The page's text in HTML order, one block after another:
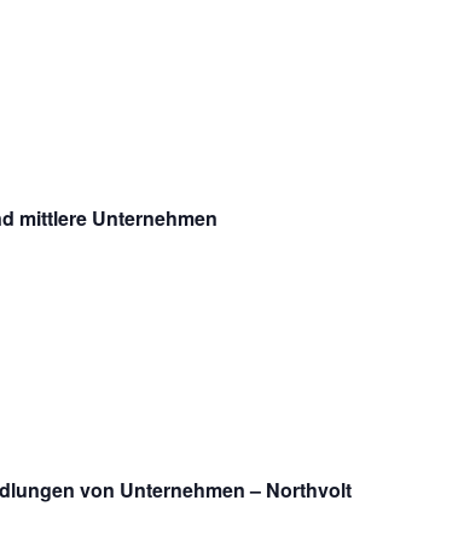
mittlere Unternehmen
von Unternehmen – Northvolt